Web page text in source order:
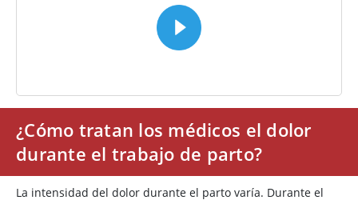
¿Cómo tratan los médicos el dolor
durante el trabajo de parto?
La intensidad del dolor durante el parto varía. Durante el